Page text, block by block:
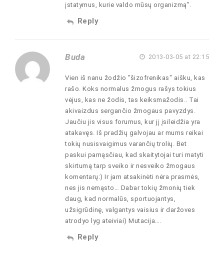
įstatymus, kurie valdo mūsų organizmą”.
Reply
Buda 2013-03-05 at 22:15
Vien iš nanu žodžio "šizofrenikas" aišku, kas
rašo. Koks normalus žmogus rašys tokius
vėjus, kas ne žodis, tas keiksmažodis.. Tai
akivaizdus sergančio žmogaus pavyzdys.
Jaučiu jis visus forumus, kur jį įsileidžia yra
atakavęs. Iš pradžių galvojau ar mums reikai
tokių nusisvaigimus varančių trolių. Bet
paskui pamąsčiau, kad skaitytojai turi matyti
skirtumą tarp sveiko ir nesveiko žmogaus
komentarų:) Ir jam atsakinėti nėra prasmės,
nes jis nemąsto… Dabar tokių žmonių tiek
daug, kad normalūs, sportuojantys,
užsigrūdinę, valgantys vaisius ir daržoves
atrodyo lyg ateiviai) Mutacija….
Reply